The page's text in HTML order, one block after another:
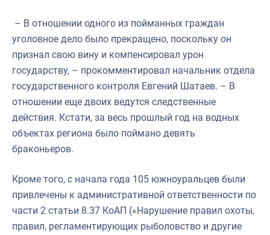
– В отношении одного из пойманных граждан
уголовное дело было прекращено, поскольку он
признал свою вину и компенсировал урон
государству, – прокомментировал начальник отдела
государственного контроля Евгений Шатаев. – В
отношении еще двоих ведутся следственные
действия. Кстати, за весь прошлый год на водных
объектах региона было поймано девять
браконьеров.
Кроме того, с начала года 105 южноуральцев были
привлечены к административной ответственности по
части 2 статьи 8.37 КоАП («Нарушение правил охоты,
правил, регламентирующих рыболовство и другие